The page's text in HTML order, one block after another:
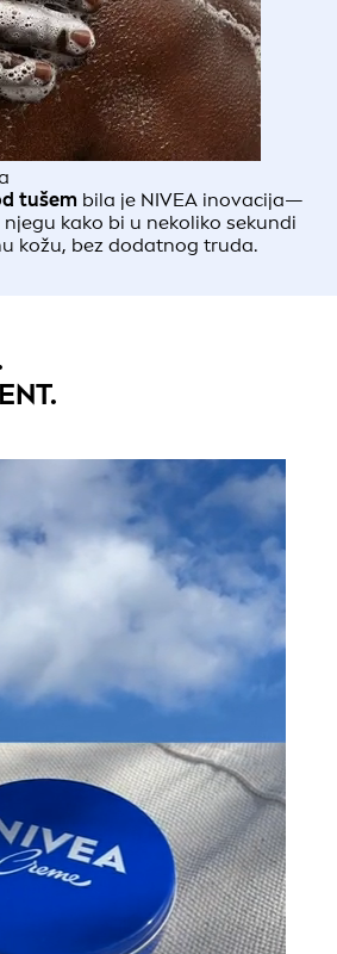
tušem bila je NIVEA inovacija—
kako bi u nekoliko sekundi
kožu, bez dodatnog truda.